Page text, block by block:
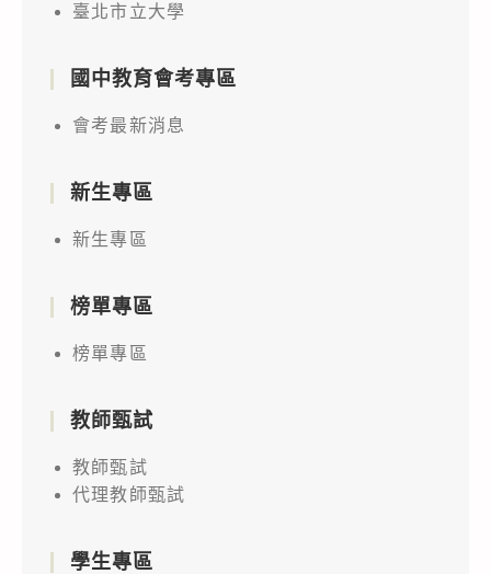
臺北市立大學
國中教育會考專區
會考最新消息
新生專區
新生專區
榜單專區
榜單專區
教師甄試
教師甄試
代理教師甄試
學生專區